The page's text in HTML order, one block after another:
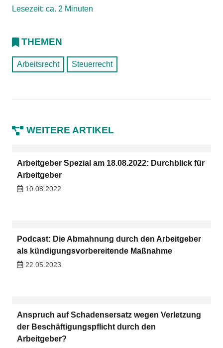
Lesezeit: ca. 2 Minuten
THEMEN
Arbeitsrecht Steuerrecht
WEITERE ARTIKEL
Arbeitgeber Spezial am 18.08.2022: Durchblick für
Arbeitgeber
10.08.2022
Podcast: Die Abmahnung durch den Arbeitgeber
als kündigungsvorbereitende Maßnahme
22.05.2023
Anspruch auf Schadensersatz wegen Verletzung
der Beschäftigungspflicht durch den
Arbeitgeber?